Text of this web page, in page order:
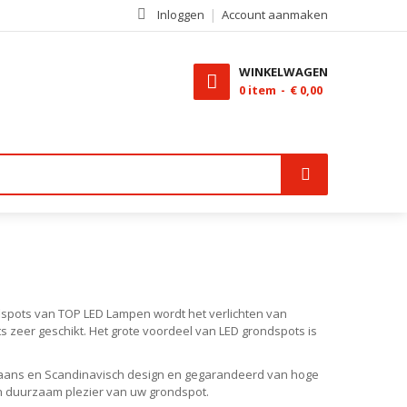
Inloggen Account aanmaken
WINKELWAGEN
0 item € 0,00
van TOP LED Lampen wordt het verlichten van
geschikt. Het grote voordeel van LED grondspots is
en Scandinavisch design en gegarandeerd van hoge
duurzaam plezier van uw grondspot.